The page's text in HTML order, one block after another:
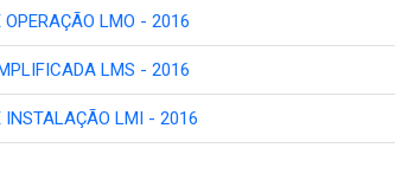
LMO - 2016
LMS - 2016
INSTALAÇÃO LMI - 2016